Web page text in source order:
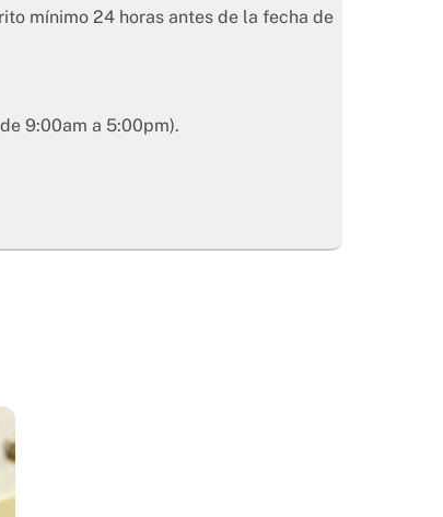
mínimo 24 horas antes de la fecha de
9:00am a 5:00pm).